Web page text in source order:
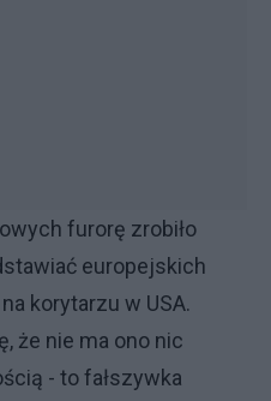
furorę zrobiło
europejskich
korytarzu w USA.
że nie ma ono nic
- to fałszywka